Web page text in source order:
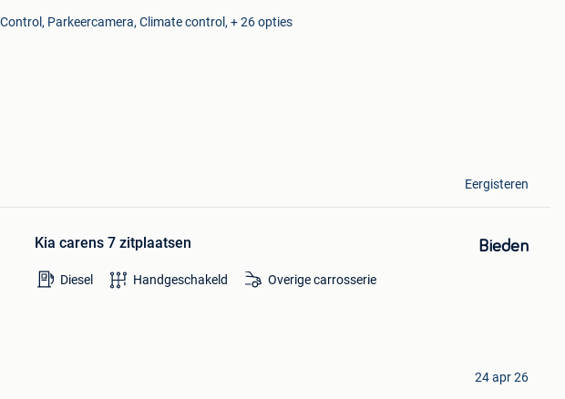
Parkeercamera, Climate control, + 26 opties
Eergisteren
Kia carens 7 zitplaatsen Bieden
Diesel Handgeschakeld Overige carrosserie
24 apr 26